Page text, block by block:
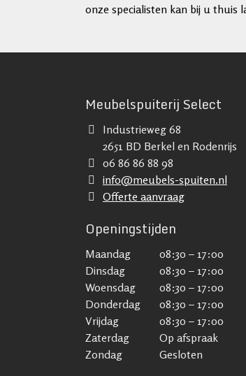
onze specialisten kan bij u thuis
Meubelspuiterij Select
Industrieweg 68
2651 BD Berkel en Rodenrijs
06 86 86 88 98
info@meubels-spuiten.nl
Offerte aanvraag
Openingstijden
Maandag
08:30 – 17:00
Dinsdag
08:30 – 17:00
Woensdag
08:30 – 17:00
Donderdag
08:30 – 17:00
Vrijdag
08:30 – 17:00
Zaterdag
Op afspraak
Zondag
Gesloten